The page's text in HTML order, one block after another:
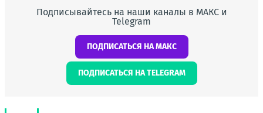
Подписывайтесь на наши каналы в МАКС и
Telegram
ПОДПИСАТЬСЯ НА МАКС
ПОДПИСАТЬСЯ НА TELEGRAM